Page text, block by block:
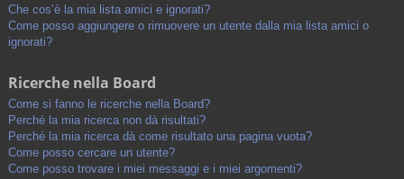
Che cos’è la mia lista amici e ignorati?
Come posso aggiungere o rimuovere un utente dalla mia lista amici o
ignorati?
Ricerche nella Board
Come si fanno le ricerche nella Board?
Perché la mia ricerca non dà risultati?
Perché la mia ricerca dà come risultato una pagina vuota?
Come posso cercare un utente?
Come posso trovare i miei messaggi e i miei argomenti?